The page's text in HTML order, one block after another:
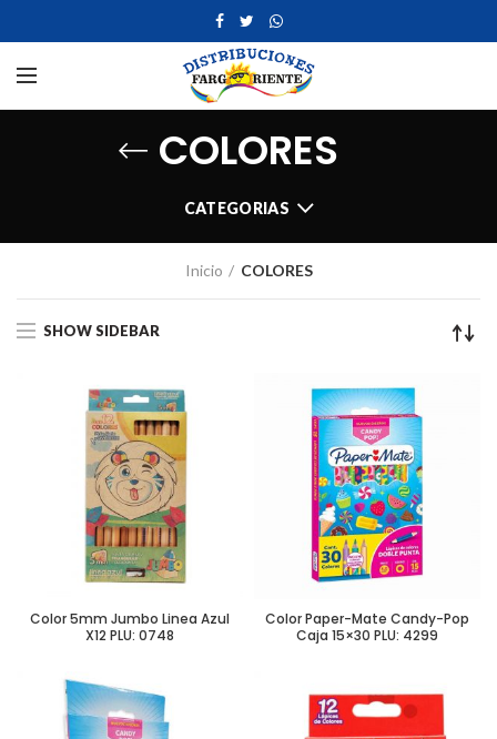
COLORES
CATEGORIAS
Inicio COLORES
SHOW SIDEBAR
Color 5mm Jumbo Linea Azul
X12 PLU: 0748
Color Paper-Mate Candy-Pop
Caja 15×30 PLU: 4299